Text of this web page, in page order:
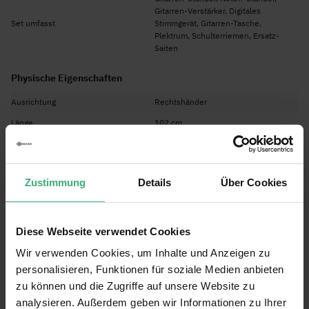
Zustimmung Details Über Cookies
Diese Webseite verwendet Cookies
Wir verwenden Cookies, um Inhalte und Anzeigen zu
personalisieren, Funktionen für soziale Medien anbieten
zu können und die Zugriffe auf unsere Website zu
analysieren. Außerdem geben wir Informationen zu Ihrer
Halsmaterial: Ahorn
Abmessungen und Gewicht
Abmessungen der Gitarre: 1020 x 390 x 115 mm
Set umfasst
Gitarren-Verstärker, Digitales
Stimmgerät, Gitarren-Tasche,
Plektrum, Schulterriemen, Ersatz-
Saiten
Physische Eigenschaften
Ausrichtung
Rechtshänder
Länge
102 cm
Breite
Höhe
11,5 cm
Gewicht in Kg
11,2
Kategorie
Gitarren
Marke
MAX
60000774
EAN Code
8720105707704
Alle Funktionen anzeigen